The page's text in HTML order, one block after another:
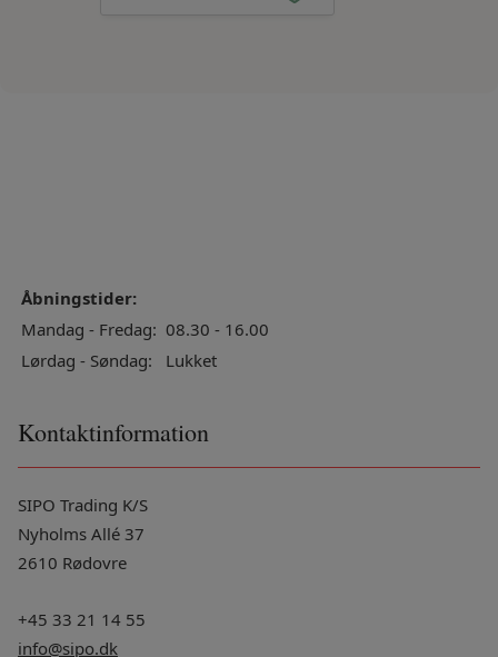
Åbningstider:
Mandag - Fredag: 08.30 - 16.00
Lørdag - Søndag:
Lukket
Kontaktinformation
SIPO Trading K/S
Nyholms Allé 37
2610 Rødovre
+45 33 21 14 55
info@sipo.dk